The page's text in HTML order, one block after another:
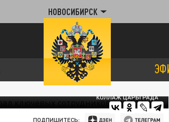
НОВОСИБИРСК
КОЛЛАЖ ЦАРЬГРАДА
ПОДПИШИТЕСЬ: